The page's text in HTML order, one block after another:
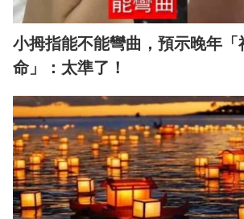
小拇指能不能彎曲，預示晚年「
命」：太準了！